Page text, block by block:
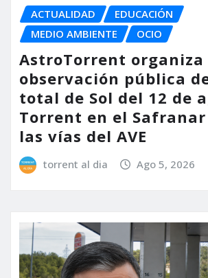
ACTUALIDAD
EDUCACIÓN
MEDIO AMBIENTE
OCIO
AstroTorrent organiza
observación pública
total de Sol del 12 de
Torrent en el
las vías del AVE
torrent al dia Ago 5, 2026